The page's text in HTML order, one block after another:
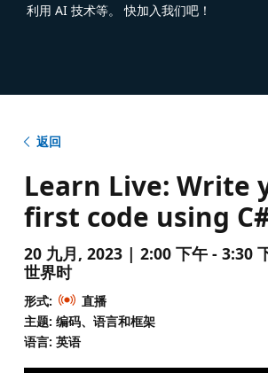
利用 AI 技术等。 快加入我们吧！
返回
Learn Live: Write
first code using
20 九月, 2023 | 2:00 下午 - 3:30
世界时
形式:
直播
主题: 编码、语言和框架
语言: 英语